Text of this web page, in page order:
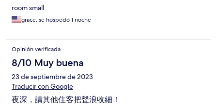
room small
grace, se hospedó 1 noche
Opinión verificada
8/10 Muy buena
23 de septiembre de 2023
Traducir con Google
夜深，請其他住客把聲浪收細！